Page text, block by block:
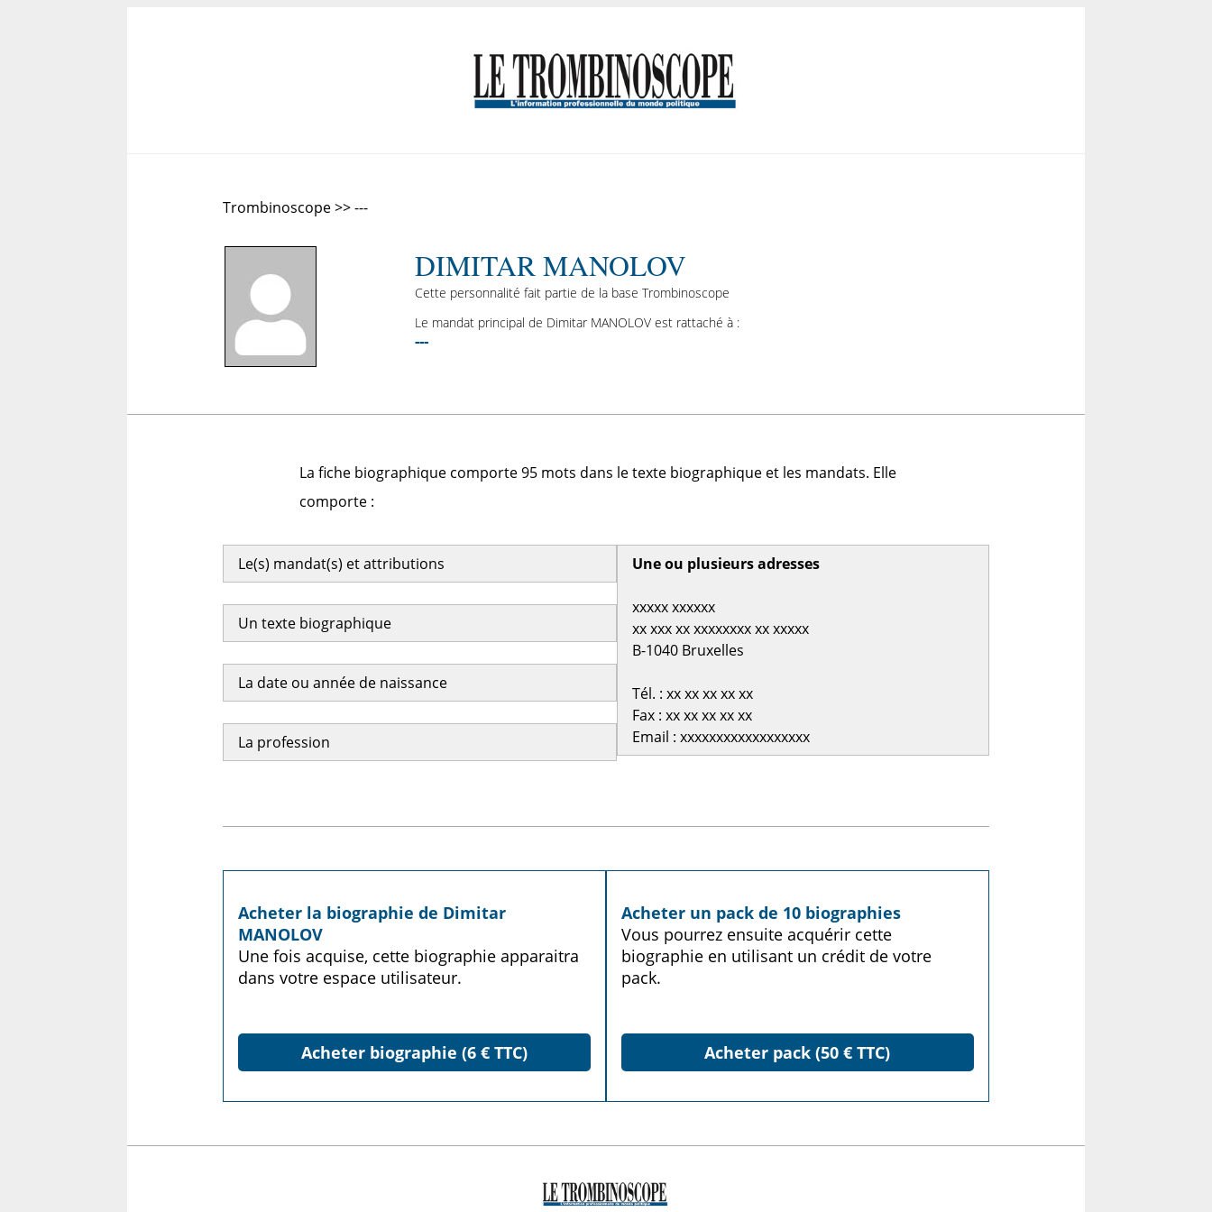
Trombinoscope >> ---
DIMITAR MANOLOV
Cette personnalité fait partie de la base Trombinoscope
Le mandat principal de Dimitar MANOLOV est rattaché à :
---
La fiche biographique comporte 95 mots dans le texte biographique et les mandats. Elle
comporte :
Le(s) mandat(s) et attributions
Un texte biographique
La date ou année de naissance
La profession
Une ou plusieurs adresses
xxxxx xxxxxx
xx xxx xx xxxxxxxx xx xxxxx
B-1040 Bruxelles
Tél. : xx xx xx xx xx
Fax : xx xx xx xx xx
Email : xxxxxxxxxxxxxxxxxx
Acheter la biographie de Dimitar
MANOLOV
Une fois acquise, cette biographie apparaitra
dans votre espace utilisateur.
Acheter biographie (6 € TTC)
Acheter un pack de 10 biographies
Vous pourrez ensuite acquérir cette
biographie en utilisant un crédit de votre
pack.
Acheter pack (50 € TTC)